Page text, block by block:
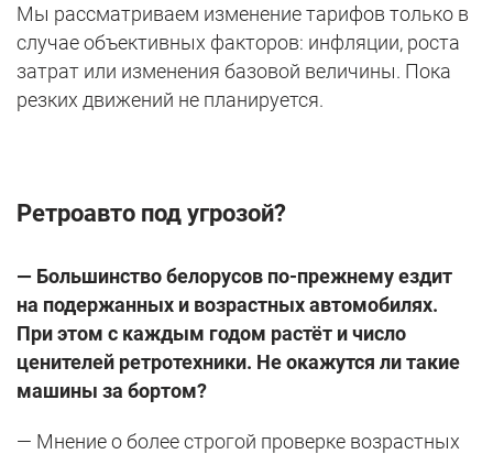
Мы рассматриваем изменение тарифов только в
случае объективных факторов: инфляции, роста
затрат или изменения базовой величины. Пока
резких движений не планируется.
Ретроавто под угрозой?
— Большинство белорусов по-прежнему ездит
на подержанных и возрастных автомобилях.
При этом с каждым годом растёт и число
ценителей ретротехники. Не окажутся ли такие
машины за бортом?
— Мнение о более строгой проверке возрастных